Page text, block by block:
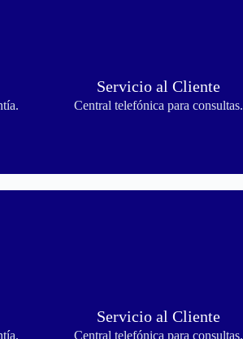
Servicio al Cliente
Central telefónica para consultas.
Servicio al Cliente
Central telefónica para consultas.